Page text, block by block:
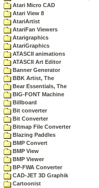
Atari Micro CAD
Atari View 8
AtariArtist
AtariFan Viewers
Atarigraphics
AtariGraphics
ATASCII animations
ATASCII Art Editor
Banner Generator
BBK Artist, The
Bear Essentials, The
BIG-FONT Machine
Billboard
Bit converter
Bit Converter
Bitmap File Converter
Blazing Paddles
BMP Convert
BMP View
BMP Viewer
BP-FWA Converter
CAD-JET 3D Graphik
Cartoonist